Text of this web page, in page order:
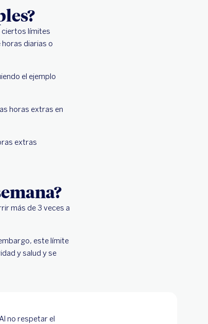
ciertos límites
diarias o
el ejemplo
horas extras en
extras
más de 3 veces a
este límite
y salud y se
no respetar el